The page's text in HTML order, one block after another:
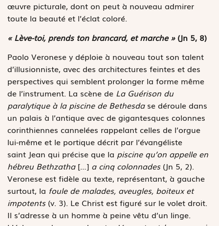
œuvre picturale, dont on peut à nouveau admirer
toute la beauté et l’éclat coloré.
« Lève-toi, prends ton brancard, et marche »(Jn 5, 8)
Paolo Veronese y déploie à nouveau tout son talent
d’illusionniste, avec des architectures feintes et des
perspectives qui semblent prolonger la forme même
de l’instrument. La scène de La Guérison du
paralytique à la piscine de Bethesdase déroule dans
un palais à l’antique avec de gigantesques colonnes
corinthiennes cannelées rappelant celles de l’orgue
lui-même et le portique décrit par l’évangéliste
saint Jean qui précise que la piscine qu’on appelle en
hébreu Bethzatha[…] a cinq colonnades (Jn 5, 2).
Veronese est fidèle au texte, représentant, à gauche
surtout, la foule de malades, aveugles, boiteux et
impotents(v. 3). Le Christ est figuré sur le volet droit.
Il s’adresse à un homme à peine vêtu d’un linge.